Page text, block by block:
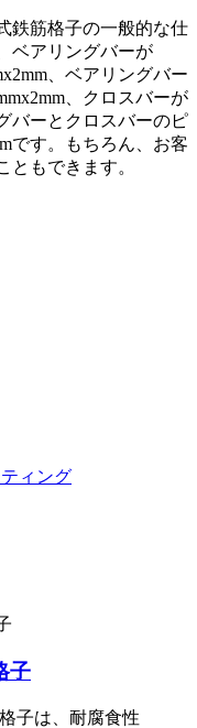
鉄筋格子の一般的な仕
ベアリングバーが
、ベアリングバー
、クロスバーが
バーとクロスバーのピ
です。もちろん、お客
もできます。
ィング
子
子は、耐腐食性